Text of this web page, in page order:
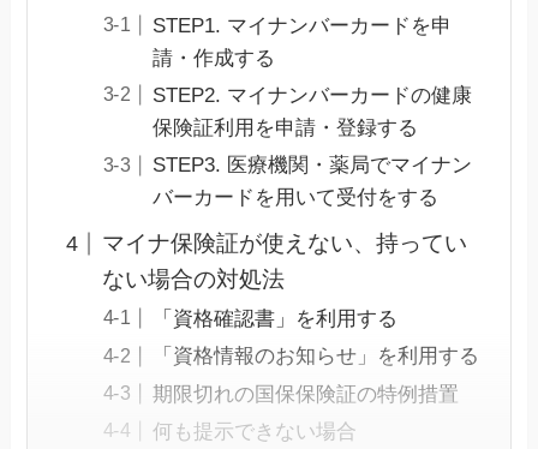
STEP1. マイナンバーカードを申
請・作成する
STEP2. マイナンバーカードの健康
保険証利用を申請・登録する
STEP3. 医療機関・薬局でマイナン
バーカードを用いて受付をする
マイナ保険証が使えない、持ってい
ない場合の対処法
「資格確認書」を利用する
「資格情報のお知らせ」を利用する
期限切れの国保保険証の特例措置
何も提示できない場合